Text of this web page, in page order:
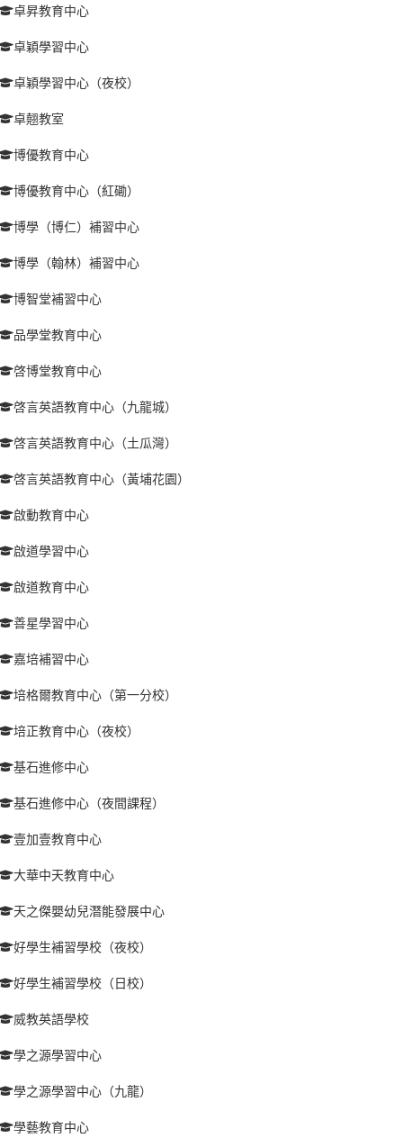
卓昇教育中心
卓穎學習中心
卓穎學習中心（夜校）
卓翹教室
博優教育中心
博優教育中心（紅磡）
博學（博仁）補習中心
博學（翰林）補習中心
博智堂補習中心
品學堂教育中心
啓博堂教育中心
啓言英語教育中心（九龍城）
啓言英語教育中心（土瓜灣）
啓言英語教育中心（黃埔花園）
啟動教育中心
啟道學習中心
啟道教育中心
善星學習中心
嘉培補習中心
培格爾教育中心（第一分校）
培正教育中心（夜校）
基石進修中心
基石進修中心（夜間課程）
壹加壹教育中心
大華中天教育中心
天之傑嬰幼兒潛能發展中心
好學生補習學校（夜校）
好學生補習學校（日校）
威教英語學校
學之源學習中心
學之源學習中心（九龍）
學藝教育中心